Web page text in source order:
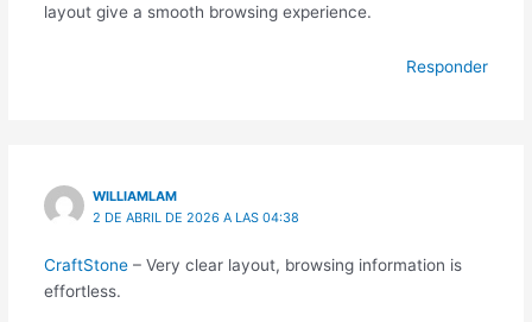
layout give a smooth browsing experience.
Responder
WILLIAMLAM
2 DE ABRIL DE 2026 A LAS 04:38
CraftStone– Very clear layout, browsing information is
effortless.